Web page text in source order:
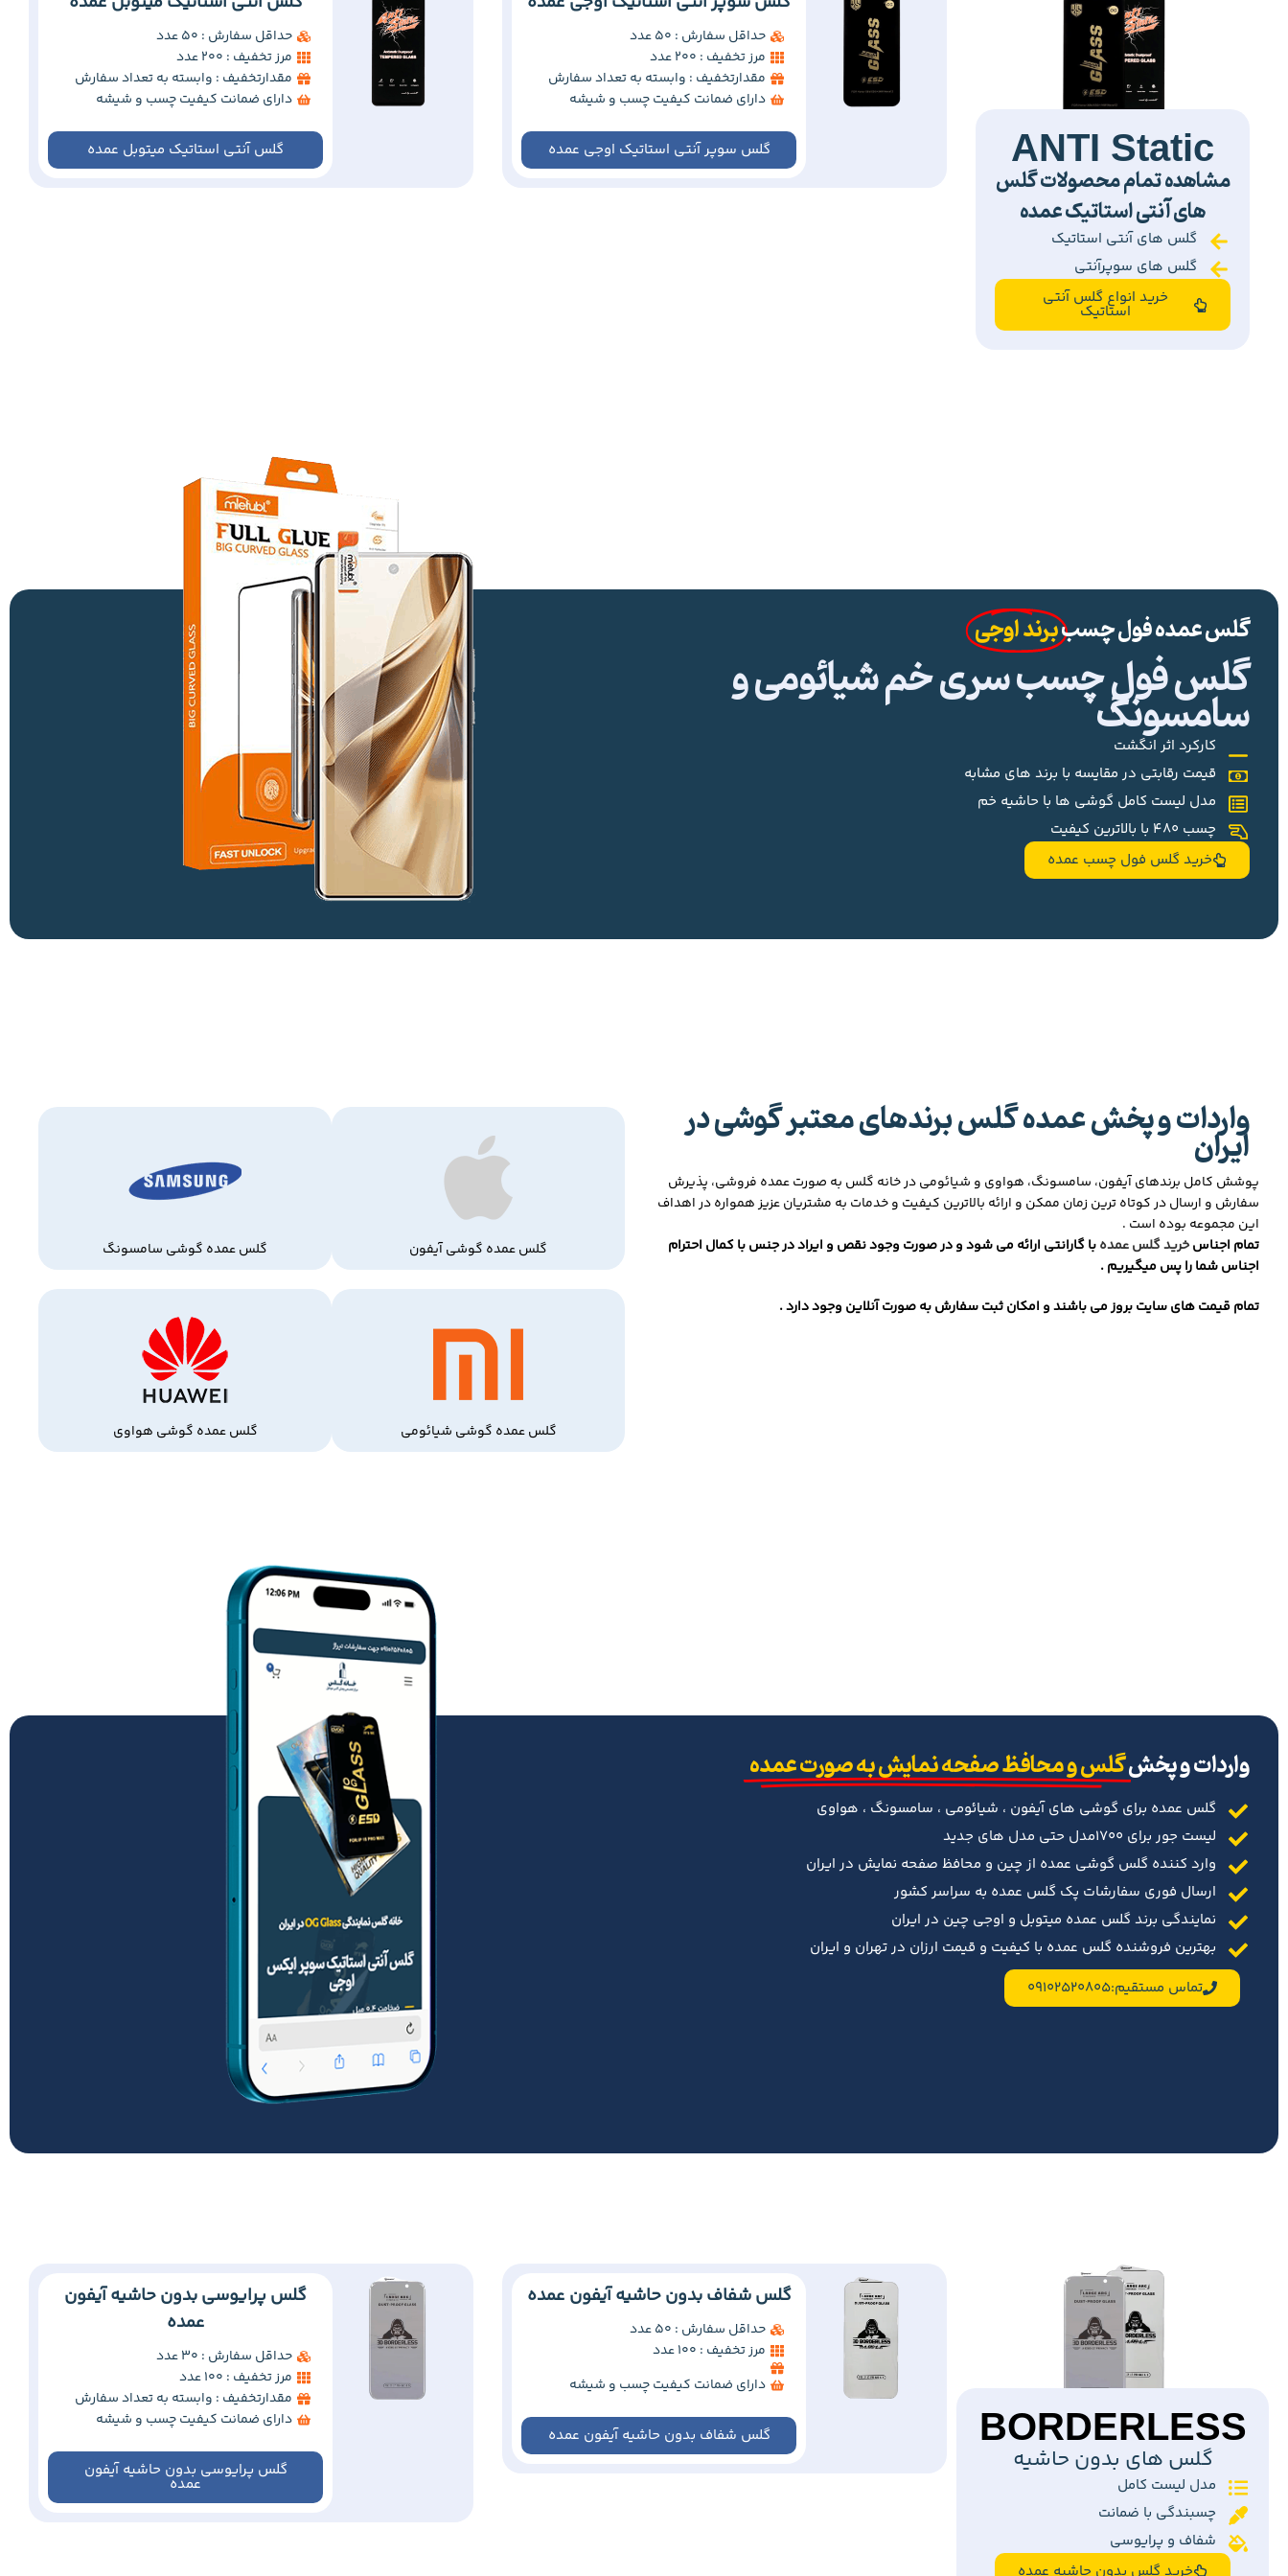
ANTI Static
مشاهده تمام محصولات گلس
های آنتی استاتیک عمده
گلس های آنتی استاتیک
گلس های سوپرآنتی
خرید انواع گلس آنتی
استاتیک
حداقل سفارش : 50 عدد
مرز تخفیف : 200 عدد
مقدارتخفیف : وابسته به تعداد سفارش
دارای ضمانت کیفیت چسب و شیشه
گلس سوپر آنتی استاتیک اوجی عمده
حداقل سفارش : 50 عدد
مرز تخفیف : 200 عدد
مقدارتخفیف : وابسته به تعداد سفارش
دارای ضمانت کیفیت چسب و شیشه
گلس آنتی استاتیک میتوبل عمده
گلس عمده فول چسببرند اوجی
گلس فول چسب سری خم شیائومی و
سامسونگ
کارکرد اثر انگشت
قیمت رقابتی در مقایسه با برند های مشابه
مدل لیست کامل گوشی ها با حاشیه خم
چسب 480 با بالاترین کیفیت
خرید گلس فول چسب عمده
واردات و پخش عمده گلس برندهای معتبر گوشی در
ایران
پوشش کامل برندهای آیفون، سامسونگ، هواوی و شیائومی در خانه گلس به صورت عمده فروشی، پذیرش
سفارش و ارسال در کوتاه ترین زمان ممکن و ارائه بالاترین کیفیت و خدمات به مشتریان عزیز همواره در اهداف
این مجموعه بوده است .
تمام اجناسخرید گلس عمدهبا گارانتی ارائه می شود و در صورت وجود نقص و ایراد در جنس با کمال احترام
اجناس شما را پس میگیریم .
تمام قیمت های سایت بروز می باشند و امکان ثبت سفارش به صورت آنلاین وجود دارد .
گلس عمده گوشی آیفون گلس عمده گوشی سامسونگ
گلس عمده گوشی شیائومی گلس عمده گوشی هواوی
‌واردات و پخشگلس و محافظ صفحه نمایش به صورت عمده
گلس عمده برای گوشی های آیفون ، شیائومی ، سامسونگ ، هواوی
لیست جور برای 1700مدل حتی مدل های جدید
وارد کننده گلس گوشی عمده از چین و محافظ صفحه نمایش در ایران
ارسال فوری سفارشات پک گلس عمده به سراسر کشور
نمایندگی برند گلس عمده میتوبل و اوجی چین در ایران
بهترین فروشنده گلس عمده با کیفیت و قیمت ارزان در تهران و ایران
تماس مستقیم:09102520805
BORDERLESS
گلس های بدون حاشیه
مدل لیست کامل
چسبندگی با ضمانت
شفاف و پرایوسی
گلس شفاف بدون حاشیه آیفون عمده
حداقل سفارش : 50 عدد
مرز تخفیف : 100 عدد
دارای ضمانت کیفیت چسب و شیشه
گلس شفاف بدون حاشیه آیفون عمده
گلس پرایوسی بدون حاشیه آیفون
عمده
حداقل سفارش : 30 عدد
مرز تخفیف : 100 عدد
مقدارتخفیف : وابسته به تعداد سفارش
دارای ضمانت کیفیت چسب و شیشه
گلس پرایوسی بدون حاشیه آیفون
عمده